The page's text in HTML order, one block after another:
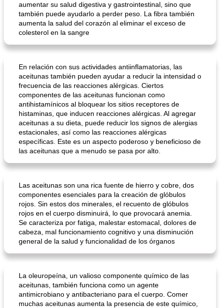
aumentar su salud digestiva y gastrointestinal, sino que
también puede ayudarlo a perder peso. La fibra también
aumenta la salud del corazón al eliminar el exceso de
colesterol en la sangre
En relación con sus actividades antiinflamatorias, las
aceitunas también pueden ayudar a reducir la intensidad o
frecuencia de las reacciones alérgicas. Ciertos
componentes de las aceitunas funcionan como
antihistamínicos al bloquear los sitios receptores de
histaminas, que inducen reacciones alérgicas. Al agregar
aceitunas a su dieta, puede reducir los signos de alergias
estacionales, así como las reacciones alérgicas
específicas. Este es un aspecto poderoso y beneficioso de
las aceitunas que a menudo se pasa por alto.
Las aceitunas son una rica fuente de hierro y cobre, dos
componentes esenciales para la creación de glóbulos
rojos. Sin estos dos minerales, el recuento de glóbulos
rojos en el cuerpo disminuirá, lo que provocará anemia.
Se caracteriza por fatiga, malestar estomacal, dolores de
cabeza, mal funcionamiento cognitivo y una disminución
general de la salud y funcionalidad de los órganos
La oleuropeína, un valioso componente químico de las
aceitunas, también funciona como un agente
antimicrobiano y antibacteriano para el cuerpo. Comer
muchas aceitunas aumenta la presencia de este químico,